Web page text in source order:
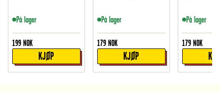
På lager
199 NOK
KJØP
På lager
179 NOK
KJØP
På lager
179 NOK